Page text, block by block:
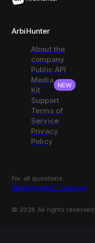
ArbiHunter
About the
company
Public API
Media
Kit
NEW
Support
Terms of
Service
Privacy
Policy
For all questions
@arbihunter_support
© 2026 All rights reserved